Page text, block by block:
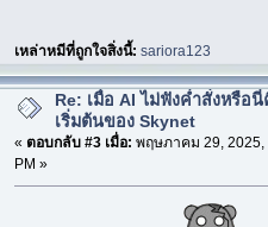
เหล่าหมีที่ถูกใจสิ่งนี้:sariora123
Re: เมื่อ AI ไม่ฟังค่ำสั่งหรือ
เริ่มต้นของ Skynet
« ตอบกลับ #3 เมื่อ: พฤษภาคม 29, 2025,
PM »